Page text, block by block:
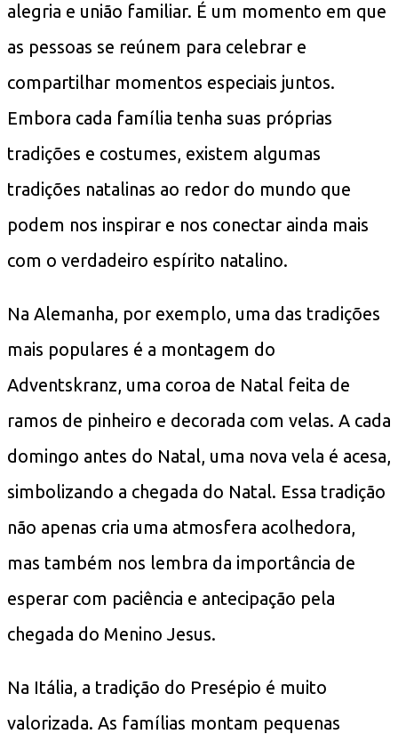
alegria e união familiar. É um momento em que
as pessoas se reúnem para celebrar e
compartilhar momentos especiais juntos.
Embora cada família tenha suas próprias
tradições e costumes, existem algumas
tradições natalinas ao redor do mundo que
podem nos inspirar e nos conectar ainda mais
com o verdadeiro espírito natalino.
Na Alemanha, por exemplo, uma das tradições
mais populares é a montagem do
Adventskranz, uma coroa de Natal feita de
ramos de pinheiro e decorada com velas. A cada
domingo antes do Natal, uma nova vela é acesa,
simbolizando a chegada do Natal. Essa tradição
não apenas cria uma atmosfera acolhedora,
mas também nos lembra da importância de
esperar com paciência e antecipação pela
chegada do Menino Jesus.
Na Itália, a tradição do Presépio é muito
valorizada. As famílias montam pequenas